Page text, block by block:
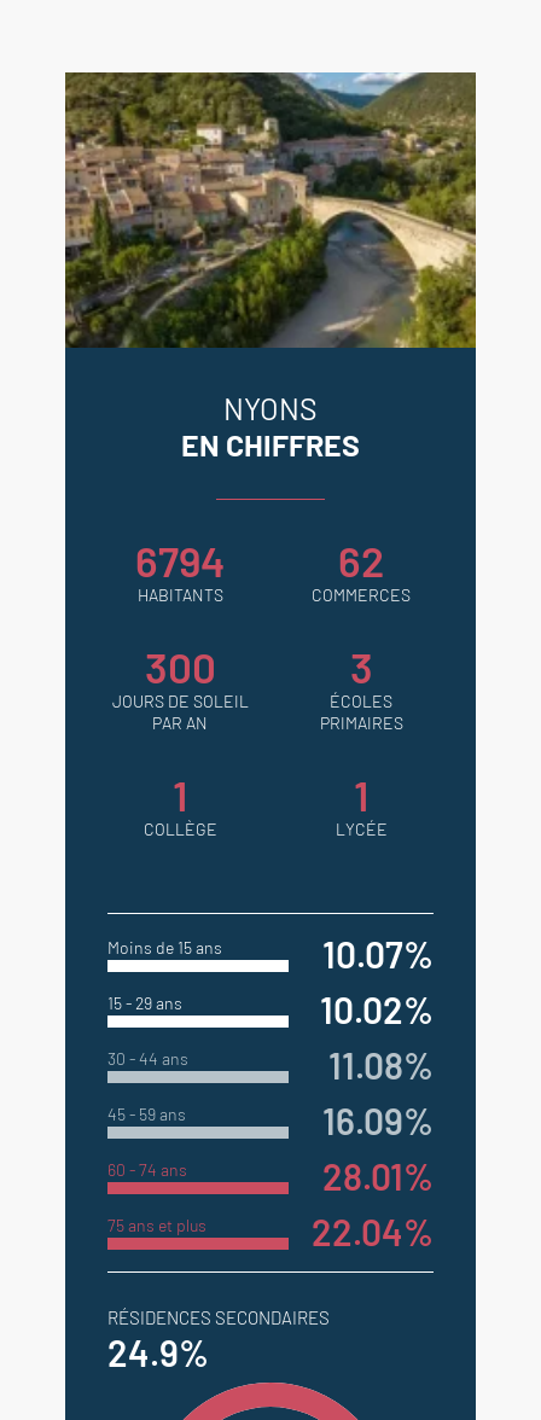
NYONS
EN CHIFFRES
6794
HABITANTS
62
COMMERCES
300
JOURS DE SOLEIL
PAR AN
3
ÉCOLES
PRIMAIRES
1
COLLÈGE
1
LYCÉE
Moins de 15 ans 10.07%
15 - 29 ans 10.02%
30 - 44 ans 11.08%
45 - 59 ans 16.09%
60 - 74 ans 28.01%
75 ans et plus 22.04%
RÉSIDENCES SECONDAIRES
24.9%